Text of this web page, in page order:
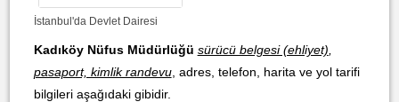
İstanbul'da Devlet Dairesi
Kadıköy Nüfus Müdürlüğü sürücü belgesi (ehliyet)
pasaport, kimlik randevu, adres, telefon, harita ve yol tarifi
bilgileri aşağıdaki gibidir.